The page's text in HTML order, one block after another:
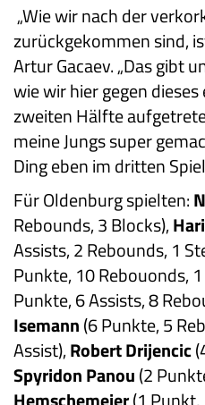
„Wie wir nach der
zurückgekommen sind,
Artur Gacaev. „Das gibt
wie wir hier gegen
zweiten Hälfte
meine Jungs super
Ding eben im dritten
Für Oldenburg spielten:
Rebounds, 3 Blocks),
Assists, 2 Rebounds, 1
Punkte, 10 Rebouonds,
Punkte, 6 Assists, 8
Isemann(6 Punkte, 5
Assist),Robert Drijencic
Spyridon Panou(2